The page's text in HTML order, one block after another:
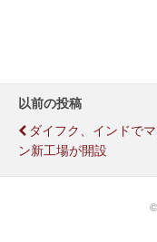
以前の投稿
ダイフク、インドで
ン新工場が開設